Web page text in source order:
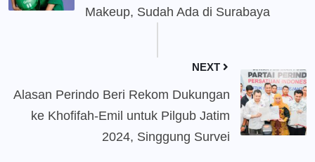
Makeup, Sudah Ada di Surabaya
NEXT
Alasan Perindo Beri Rekom Dukungan
ke Khofifah-Emil untuk Pilgub Jatim
2024, Singgung Survei